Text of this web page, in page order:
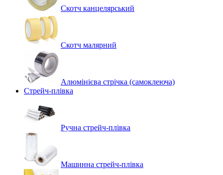
Скотч канцелярський
Скотч малярний
Алюмінієва стрічка (самоклеюча)
Стрейч-плівка
Ручна стрейч-плівка
Машинна стрейч‑плівка